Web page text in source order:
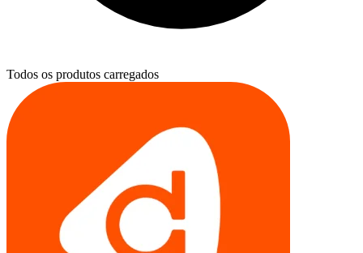
Todos os produtos carregados